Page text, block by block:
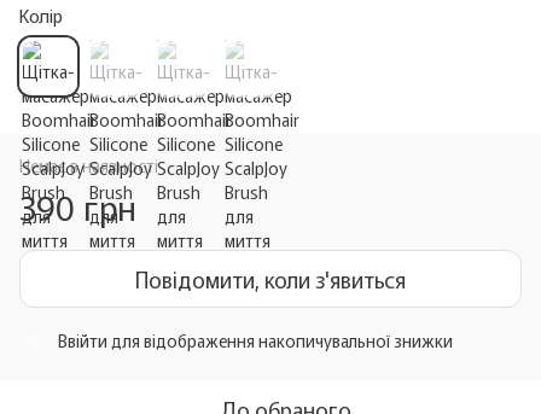
Колір
Немає в наявності
390 грн
Повідомити, коли з'явиться
Ввійти для відображення накопичувальної знижки